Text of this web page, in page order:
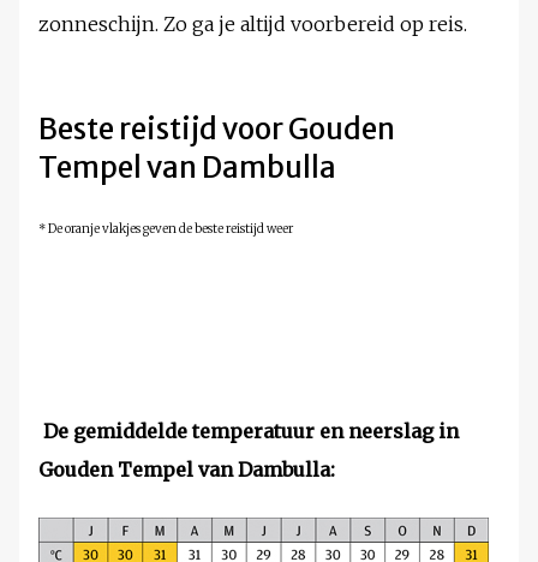
zonneschijn. Zo ga je altijd voorbereid op reis.
Beste reistijd voor Gouden
Tempel van Dambulla
* De oranje vlakjes geven de beste reistijd weer
De gemiddelde temperatuur en neerslag in
Gouden Tempel van Dambulla: